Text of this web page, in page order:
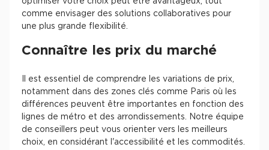
comme envisager des solutions collaboratives pour
une plus grande flexibilité.
Connaître les prix du marché
Il est essentiel de comprendre les variations de prix,
notamment dans des zones clés comme Paris où les
différences peuvent être importantes en fonction des
lignes de métro et des arrondissements. Notre équipe
de conseillers peut vous orienter vers les meilleurs
choix, en considérant l'accessibilité et les commodités.